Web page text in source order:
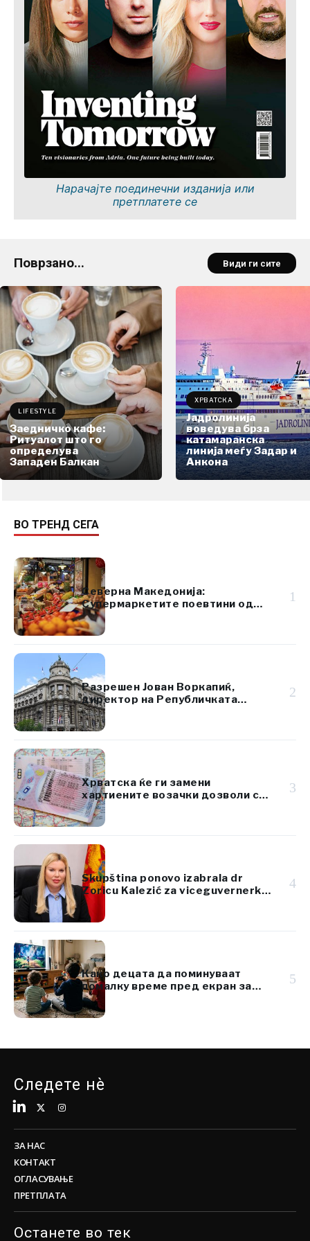
Нарачајте поединечни изданија или
претплатете се
Поврзано... Види ги сите
LIFESTYLE
Заедничко кафе:
Ритуалот што го
определува
Западен Балкан
ХРВАТСКА
Јадролинија
воведува брза
катамаранска
линија меѓу Задар и
Анкона
ВО ТРЕНД СЕГА
Северна Македонија:
Супермаркетите поевтини од
пазарите за овошје и зеленчук
1
Разрешен Јован Воркапиќ,
директор на Републичката
дирекција за имот на Србија
2
Хрватска ќе ги замени
хартиените возачки дозволи со
картички според стандардите
на ЕУ
3
Skupština ponovo izabrala dr
Zoricu Kalezić za viceguvernerku
Centralne banke Crne Gore
4
Како децата да поминуваат
помалку време пред екран за
време на летен топлотен бран
5
Следете нè
ЗА НАС
КОНТАКТ
ОГЛАСУВАЊЕ
ПРЕТПЛАТА
Останете во тек